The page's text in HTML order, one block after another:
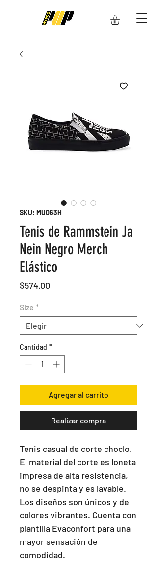
SKU: MU063H
Tenis de Rammstein Ja
Nein Negro Merch
Elástico
$574.00
Size *
Cantidad *
Agregar al carrito
Realizar compra
Tenis casual de corte choclo.
El material del corte es loneta
impresa de alta resistencia,
no se despinta y es lavable.
Los diseños son únicos y de
colores vibrantes. Cuenta con
plantilla Evaconfort para una
mayor sensación de
comodidad.